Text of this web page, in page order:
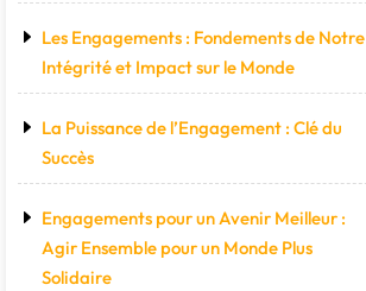
Les Engagements : Fondements de Notre
Intégrité et Impact sur le Monde
La Puissance de l’Engagement : Clé du
Succès
Engagements pour un Avenir Meilleur :
Agir Ensemble pour un Monde Plus
Solidaire